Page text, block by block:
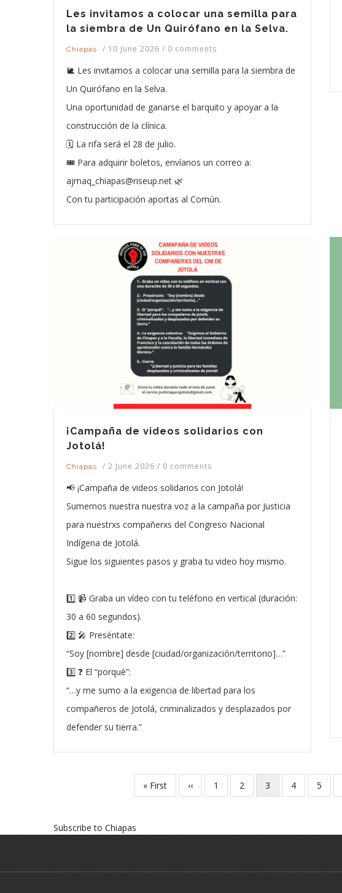
Les invitamos a colocar una semilla para
la siembra de Un Quirófano en la Selva.
Chiapas / 10 June 2026 / 0 comments
🐌 Les invitamos a colocar una semilla para la siembra de
Un Quirófano en la Selva.
Una oportunidad de ganarse el barquito y apoyar a la
construcción de la clínica.
🗓️ La rifa será el 28 de julio.
🎟️ Para adquirir boletos, envíanos un correo a:
ajmaq_chiapas@riseup.net 🌿
Con tu participación aportas al Común.
¡Campaña de videos solidarios con
Jotolá!
Chiapas / 2 June 2026 / 0 comments
📢 ¡Campaña de videos solidarios con Jotolá!
Sumemos nuestra nuestra voz a la campaña por Justicia
para nuestrxs compañerxs del Congreso Nacional
Indígena de Jotolá.
Sigue los siguientes pasos y graba tu video hoy mismo.
1️⃣ 📹 Graba un vídeo con tu teléfono en vertical (duración:
30 a 60 segundos).
2️⃣ 🎤 Preséntate:
“Soy [nombre] desde [ciudad/organización/territorio]…”
3️⃣ ❓ El “porqué”:
“…y me sumo a la exigencia de libertad para los
compañeros de Jotolá, criminalizados y desplazados por
defender su tierra.”
First
« First
Previous
‹‹ Page
1 Page
2
Current
3 Page
4 Page
5
Subscribe to Chiapas